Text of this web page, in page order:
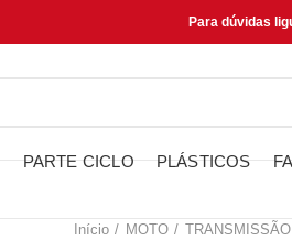
Para dúvidas
PARTE CICLO PLÁSTICOS
Início MOTO TRANSMISSÃO